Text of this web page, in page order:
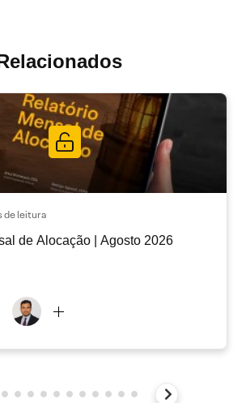
de leitura
de Alocação | Agosto 2026